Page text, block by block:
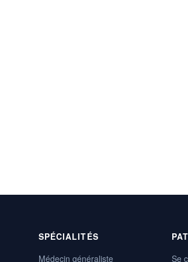
SPÉCIALITÉS
Médecin généraliste
Se